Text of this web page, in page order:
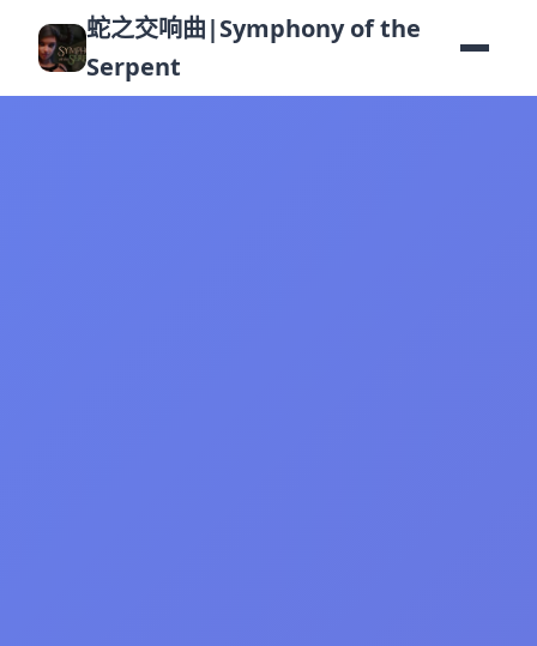
蛇之交响曲|Symphony of the
Serpent